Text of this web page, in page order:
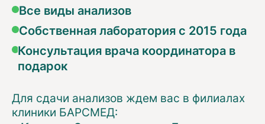
Все виды анализов
Собственная лаборатория с 2015 года
Консультация врача координатора в
подарок
Для сдачи анализов ждем вас в филиалах
клиники БАРСМЕД: